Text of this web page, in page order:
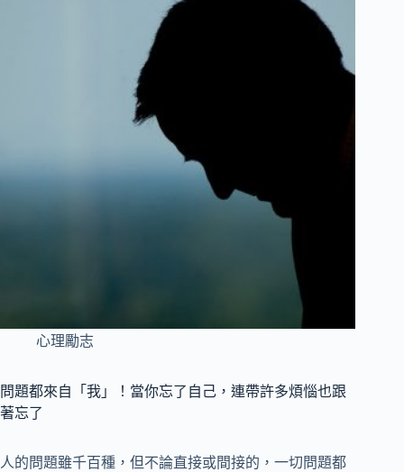
心理勵志
問題都來自「我」！當你忘了自己，連帶許多煩惱也跟
著忘了
人的問題雖千百種，但不論直接或間接的，一切問題都